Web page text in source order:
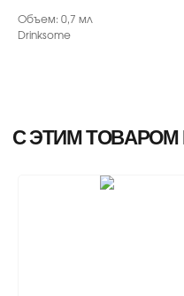
Объем: 0,7 мл
Drinksome